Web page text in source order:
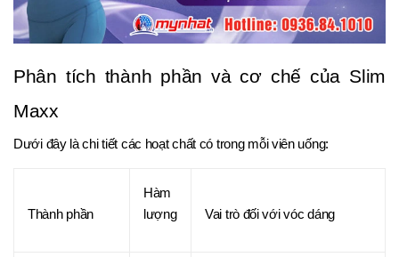
Phân tích thành phần và cơ chế của Slim
Maxx
Dưới đây là chi tiết các hoạt chất có trong mỗi viên uống:
Thành phần
Hàm
lượng
Vai trò đối với vóc dáng